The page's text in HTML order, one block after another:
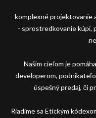
- komplexné projektovanie
- sprostredkovanie kúpi,
Našim cieľom je
developerom,
úspešný predaj, či
Riadime sa Etickým